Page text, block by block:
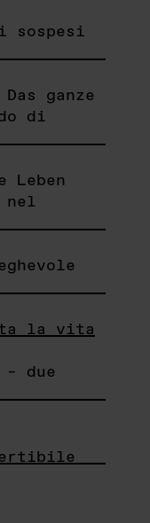
sospesi
ganze
di
Leben
nel
la vita
– due